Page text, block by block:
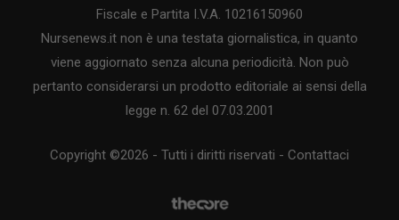
Fiscale e Partita I.V.A. 10216150960
Nursenews.it non è una testata giornalistica, in quanto
viene aggiornato senza alcuna periodicità. Non può
pertanto considerarsi un prodotto editoriale ai sensi della
legge n. 62 del 07.03.2001
Copyright ©2026 - Tutti i diritti riservati - Contattaci